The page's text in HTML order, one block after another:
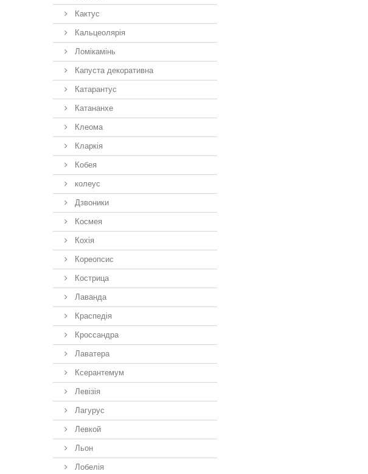
Кактус
Кальцеолярія
Ломікамінь
Капуста декоративна
Катарантус
Катананхе
Клеома
Кларкія
Кобея
колеус
Дзвоники
Космея
Кохія
Кореопсис
Кострица
Лаванда
Краспедія
Кроссандра
Лаватера
Ксерантемум
Левізія
Лагурус
Левкой
Льон
Лобелія